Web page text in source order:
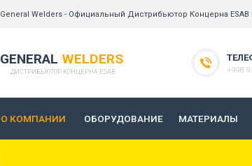
General Welders - Официальный Дистрибьютор Концерна ESAB
GENERAL WELDERS
ДИСТРИБЬЮТОР КОНЦЕРНА ESAB +998
О КОМПАНИИ ОБОРУДОВАНИЕ МАТЕРИАЛЫ